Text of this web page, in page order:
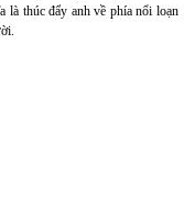
là thúc đẩy anh về phía nổi loạn